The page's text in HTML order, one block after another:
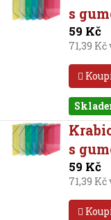
s
59 Kč
71,39 Kč
s
59 Kč
71,39 Kč